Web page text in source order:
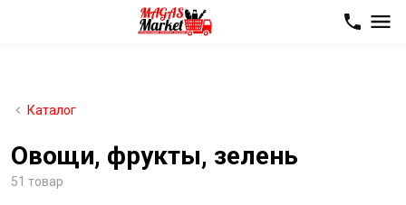
Каталог
Овощи, фрукты, зелень
51 товар